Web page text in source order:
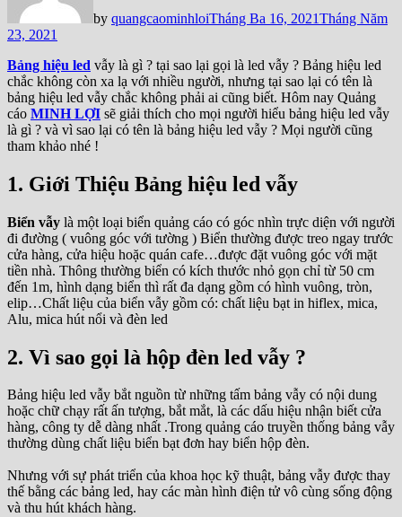
by quangcaominhloiTháng Ba 16, 2021Tháng Năm
23, 2021
Bảng hiệu led vẫy là gì ? tại sao lại gọi là led vẫy ? Bảng hiệu led
chắc không còn xa lạ với nhiều người, nhưng tại sao lại có tên là
bảng hiệu led vẫy chắc không phải ai cũng biết. Hôm nay Quảng
cáo MINH LỢI sẽ giải thích cho mọi người hiểu bảng hiệu led vẫy
là gì ? và vì sao lại có tên là bảng hiệu led vẫy ? Mọi người cũng
tham khảo nhé !
1. Giới Thiệu Bảng hiệu led vẫy
Biển vẫy là một loại biển quảng cáo có góc nhìn trực diện với người
đi đường ( vuông góc với tường ) Biển thường được treo ngay trước
cửa hàng, cửa hiệu hoặc quán cafe…được đặt vuông góc với mặt
tiền nhà. Thông thường biển có kích thước nhỏ gọn chỉ từ 50 cm
đến 1m, hình dạng biển thì rất đa dạng gồm có hình vuông, tròn,
elip…Chất liệu của biển vẫy gồm có: chất liệu bạt in hiflex, mica,
Alu, mica hút nổi và đèn led
2. Vì sao gọi là hộp đèn led vẫy ?
Bảng hiệu led vẫy bắt nguồn từ những tấm bảng vẫy có nội dung
hoặc chữ chạy rất ấn tượng, bắt mắt, là các dấu hiệu nhận biết cửa
hàng, công ty dễ dàng nhất .Trong quảng cáo truyền thống bảng vẫy
thường dùng chất liệu biển bạt đơn hay biển hộp đèn.
Nhưng với sự phát triển của khoa học kỹ thuật, bảng vẫy được thay
thế bằng các bảng led, hay các màn hình điện tử vô cùng sống động
và thu hút khách hàng.